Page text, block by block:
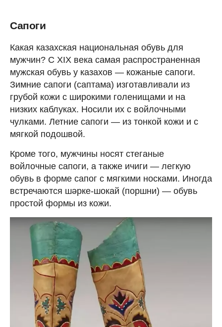
Сапоги
Какая казахская национальная обувь для
мужчин? C XIX века самая распространенная
мужская обувь у казахов — кожаные сапоги.
Зимние сапоги (саптама) изготавливали из
грубой кожи с широкими голенищами и на
низких каблуках. Носили их с войлочными
чулками. Летние сапоги — из тонкой кожи и с
мягкой подошвой.
Кроме того, мужчины носят стеганые
войлочные сапоги, а также ичиги — легкую
обувь в форме сапог с мягкими носками. Иногда
встречаются шəрке-шокай (поршни) — обувь
простой формы из кожи.